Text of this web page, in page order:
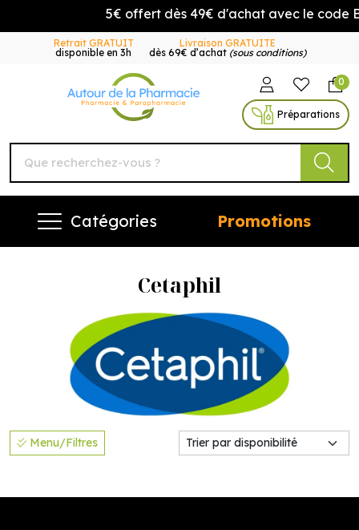
5€ offert dès 49€ d'achat avec le code
Retrait GRATUIT
disponible en 3h
Livraison GRATUITE
dès 69€ d’achat (sous conditions)
Autour de la Pharmacie
0
Préparations
Catégories Promotions
Cetaphil
Menu/Filtres